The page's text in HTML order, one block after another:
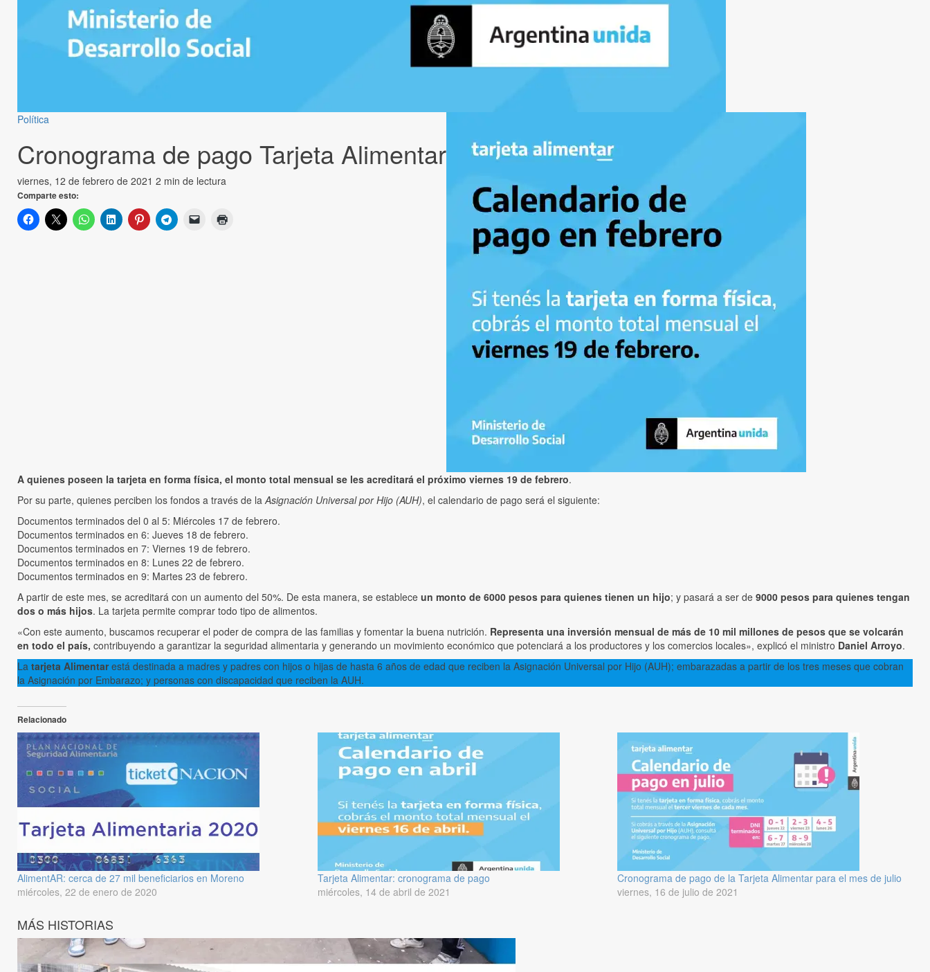
Política
Cronograma de pago Tarjeta Alimentar
viernes, 12 de febrero de 2021 2 min de lectura
Comparte esto:
A quienes poseen la tarjeta en forma física, el monto total mensual se les acreditará el próximo viernes 19 de febrero.
Por su parte, quienes perciben los fondos a través de laAsignación Universal por Hijo (AUH), el calendario de pago será el siguiente:
Documentos terminados del 0 al 5: Miércoles 17 de febrero.
Documentos terminados en 6: Jueves 18 de febrero.
Documentos terminados en 7: Viernes 19 de febrero.
Documentos terminados en 8: Lunes 22 de febrero.
Documentos terminados en 9: Martes 23 de febrero.
A partir de este mes, se acreditará con un aumento del 50%. De esta manera, se establece un monto de 6000 pesos para quienes tienen un hijo; y pasará a ser de 9000 pesos para quienes tengan
dos o más hijos. La tarjeta permite comprar todo tipo de alimentos.
«Con este aumento, buscamos recuperar el poder de compra de las familias y fomentar la buena nutrición. Representa una inversión mensual de más de 10 mil millones de pesos que se volcarán
en todo el país, contribuyendo a garantizar la seguridad alimentaria y generando un movimiento económico que potenciará a los productores y los comercios locales», explicó el ministro Daniel Arroyo.
La tarjeta Alimentarestá destinada a madres y padres con hijos o hijas de hasta 6 años de edad que reciben la Asignación Universal por Hijo (AUH); embarazadas a partir de los tres meses que cobran
la Asignación por Embarazo; y personas con discapacidad que reciben la AUH.
Relacionado
AlimentAR: cerca de 27 mil beneficiarios en Moreno
miércoles, 22 de enero de 2020
Tarjeta Alimentar: cronograma de pago
miércoles, 14 de abril de 2021
Cronograma de pago de la Tarjeta Alimentar para el mes de julio
viernes, 16 de julio de 2021
MÁS HISTORIAS